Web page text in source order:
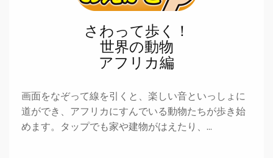
さわって歩く！
世界の動物
アフリカ編
画面をなぞって線を引くと、楽しい音といっしょに
道ができ、アフリカにすんでいる動物たちが歩き始
めます。タップでも家や建物がはえたり、…